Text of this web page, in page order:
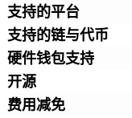
支持的平台
支持的链与代币
硬件钱包支持
开源
费用减免